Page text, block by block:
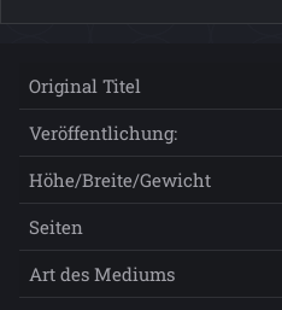
Original Titel
Veröffentlichung:
Höhe/Breite/Gewicht
Seiten
Art des Mediums